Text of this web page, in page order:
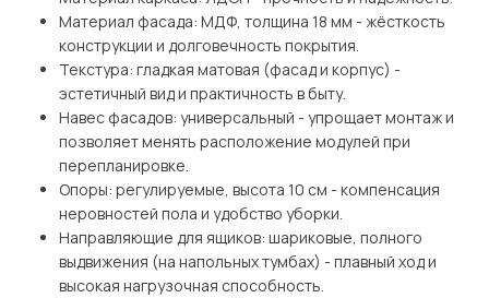
Материал фасада: МДФ, толщина 18 мм - жёсткость
конструкции и долговечность покрытия.
Текстура: гладкая матовая (фасад и корпус) -
эстетичный вид и практичность в быту.
Навес фасадов: универсальный - упрощает монтаж и
позволяет менять расположение модулей при
перепланировке.
Опоры: регулируемые, высота 10 см - компенсация
неровностей пола и удобство уборки.
Направляющие для ящиков: шариковые, полного
выдвижения (на напольных тумбах) - плавный ход и
высокая нагрузочная способность.